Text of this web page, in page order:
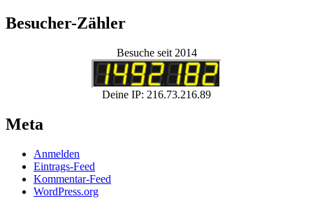
Besucher-Zähler
Besuche seit 2014
Deine IP: 216.73.216.89
Meta
Anmelden
Eintrags-Feed
Kommentar-Feed
WordPress.org